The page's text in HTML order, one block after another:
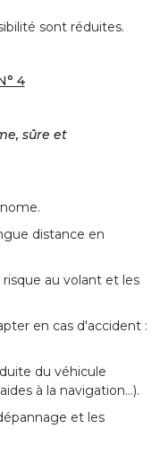
sont réduites.
4
sûre et
distance en
au volant et les
en cas d'accident :
du véhicule
à la navigation…).
et les